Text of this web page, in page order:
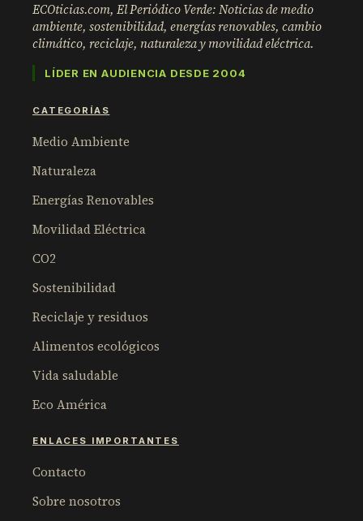
ECOticias.com, El Periódico Verde: Noticias de medio
ambiente, sostenibilidad, energías renovables, cambio
climático, reciclaje, naturaleza y movilidad eléctrica.
LÍDER EN AUDIENCIA DESDE 2004
CATEGORÍAS
Medio Ambiente
Naturaleza
Energías Renovables
Movilidad Eléctrica
CO2
Sostenibilidad
Reciclaje y residuos
Alimentos ecológicos
Vida saludable
Eco América
ENLACES IMPORTANTES
Contacto
Sobre nosotros